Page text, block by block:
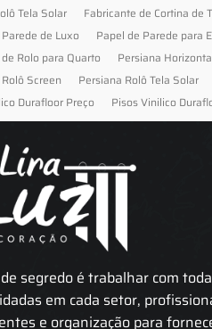
Tela Solar
Fabricante de Cortina de
de Luxo
Papel de Parede para
Rolo para Quarto
Persiana
Screen
Persiana Rolô Tela Solar
Durafloor Preço
Pisos Vinilico
segredo é trabalhar com
em cada setor,
e organização para